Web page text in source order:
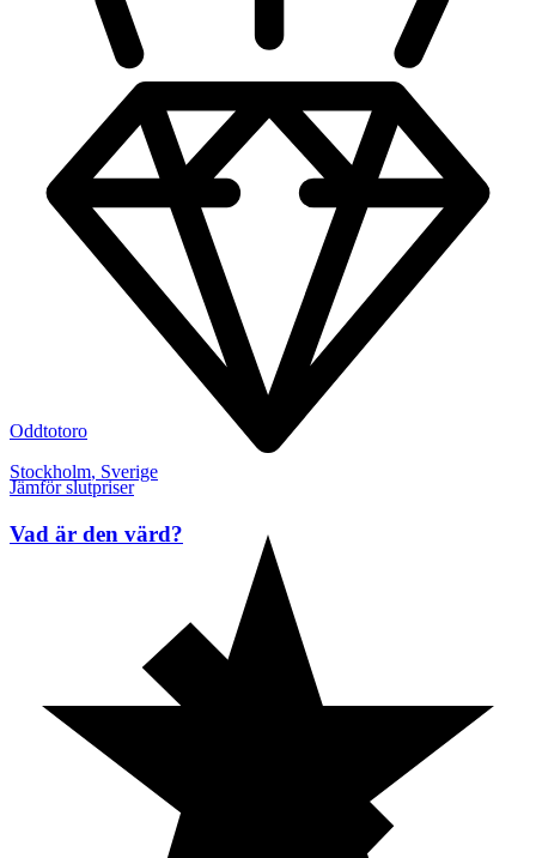
Oddtotoro
Stockholm, Sverige
Jämför slutpriser
Vad är den värd?